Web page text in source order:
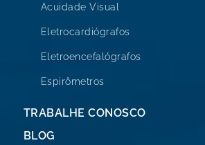
Acuidade Visual
Eletrocardiógrafos
Eletroencefalógrafos
Espirômetros
TRABALHE CONOSCO
BLOG